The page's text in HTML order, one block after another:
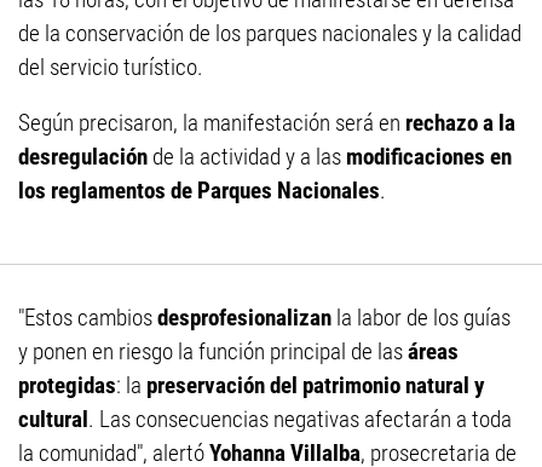
de la conservación de los parques nacionales y la calidad
del servicio turístico.
Según precisaron, la manifestación será en rechazo a la
desregulación de la actividad y a las modificaciones en
los reglamentos de Parques Nacionales.
"Estos cambiosdesprofesionalizan la labor de los guías
y ponen en riesgo la función principal de lasáreas
protegidas: la preservación del patrimonio natural y
cultural. Las consecuencias negativas afectarán a toda
la comunidad", alertóYohanna Villalba, prosecretaria de